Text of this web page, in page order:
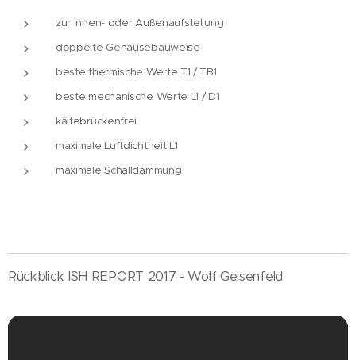
zur Innen- oder Außenaufstellung
doppelte Gehäusebauweise
beste thermische Werte T1 / TB1
beste mechanische Werte L1 / D1
kältebrückenfrei
maximale Luftdichtheit L1
maximale Schalldämmung
Rückblick ISH REPORT 2017 - Wolf Geisenfeld